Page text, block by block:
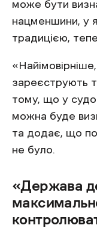
може бути
нацменшини, у
традицією,
зареєструють
тому, що у
можна буде
та додає, що
не було.
«Держава